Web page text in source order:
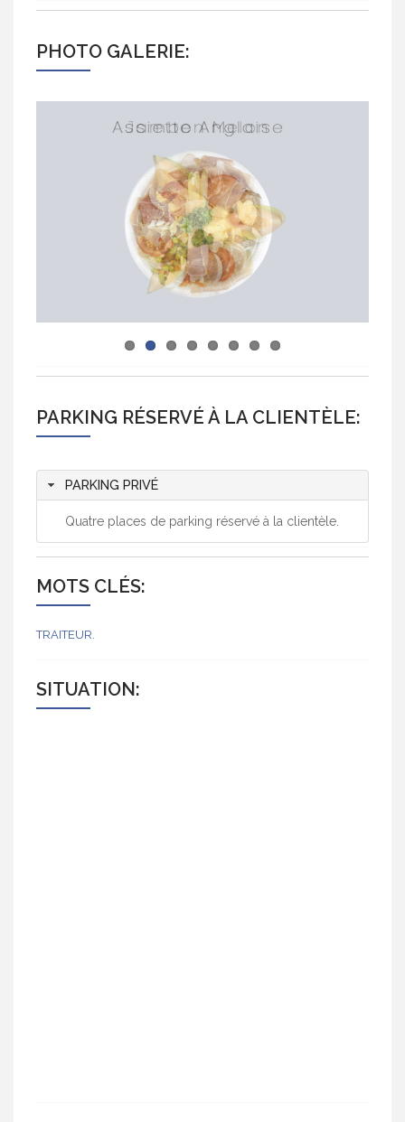
PHOTO GALERIE:
PARKING RÉSERVÉ À LA CLIENTÈLE:
PARKING PRIVÉ
Quatre places de parking réservé à la clientèle.
MOTS CLÉS:
TRAITEUR
SITUATION: